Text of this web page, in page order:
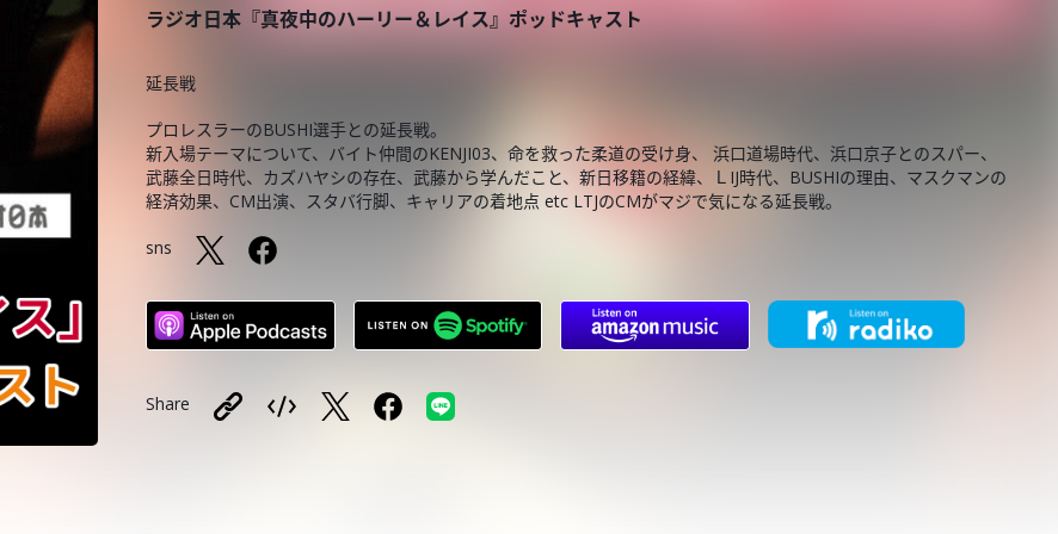
ラジオ日本『真夜中のハーリー＆レイス』ポッドキャスト
延長戦
プロレスラーのBUSHI選手との延長戦。
新入場テーマについて、バイト仲間のKENJI03、命を救った柔道の受け身、 浜口道場時代、浜口京子とのスパー、
武藤全日時代、カズハヤシの存在、武藤から学んだこと、新日移籍の経緯、ＬIJ時代、BUSHIの理由、マスクマンの
経済効果、CM出演、スタバ行脚、キャリアの着地点 etc LTJのCMがマジで気になる延長戦。
sns
Share